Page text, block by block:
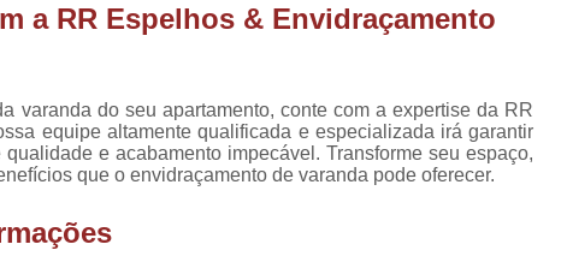
de mesa
para
Envidraçamento de Sacadas
Envidraçamento para
a RR Espelhos & Envidraçamento
varanda do seu apartamento, conte com a expertise da RR
equipe altamente qualificada e especializada irá garantir
e acabamento impecável. Transforme seu espaço,
que o envidraçamento de varanda pode oferecer.